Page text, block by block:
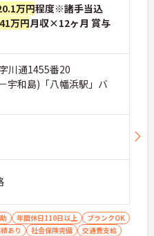
万円程度※諸手当込
万円月収×12ヶ月 賞与
川通1455番20
宇和島)「八幡浜駅」バ
年間休日110日以上
ブランクOK
あり 社会保険完備
交通費支給